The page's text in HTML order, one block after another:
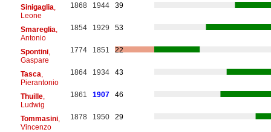
Sinigaglia
Leone
1868 1944 39
Smareglia
Antonio
1854 1929 53
Spontini,
Gaspare
1774 1851 22
Tasca
Pierantonio
1864 1934 43
Thuille,
Ludwig
1861 1907 46
Tommasini,
Vincenzo
1878 1950 29